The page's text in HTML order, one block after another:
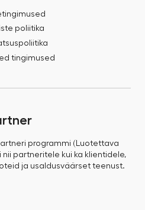
poliitika
tingimused
programmi (Luotettava
partneritele kui ka klientidele,
ja usaldusväärset teenust.